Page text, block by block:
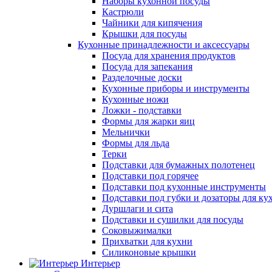
Кастрюли
Чайники для кипячения
Крышки для посуды
Кухонные принадлежности и аксессуары
Посуда для хранения продуктов
Посуда для запекания
Разделочные доски
Кухонные приборы и инструменты
Кухонные ножи
Ложки - подставки
Формы для жарки яиц
Мельнички
Формы для льда
Терки
Подставки для бумажных полотенец
Подставки под горячее
Подставки под кухонные инструменты
Подставки под губки и дозаторы для
Дуршлаги и сита
Подставки и сушилки для посуды
Соковыжималки
Прихватки для кухни
Силиконовые крышки
Интерьер